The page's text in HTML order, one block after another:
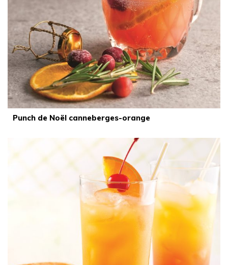
Punch de Noël canneberges-orange